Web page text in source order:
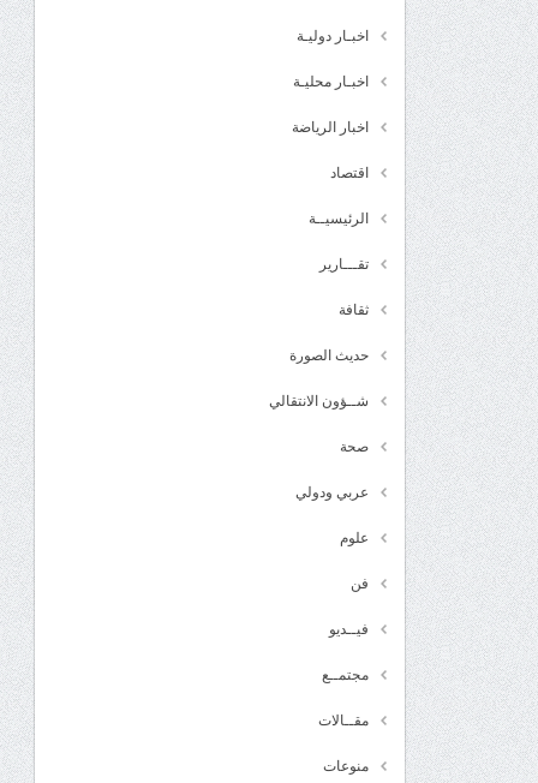
اخبـار دوليـة
اخبـار محليـة
اخبار الرياضة
اقتصاد
الرئيسيــة
تقـــارير
ثقافة
حديث الصورة
شــؤون الانتقالي
صحة
عربي ودولي
علوم
فن
فيــديو
مجتمــع
مقــالات
منوعات